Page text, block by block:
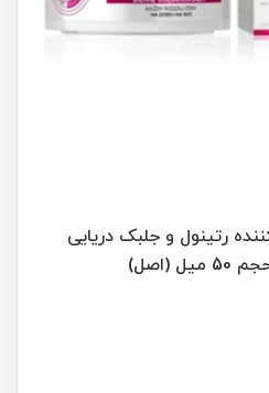
رتینول و جلبک دریایی